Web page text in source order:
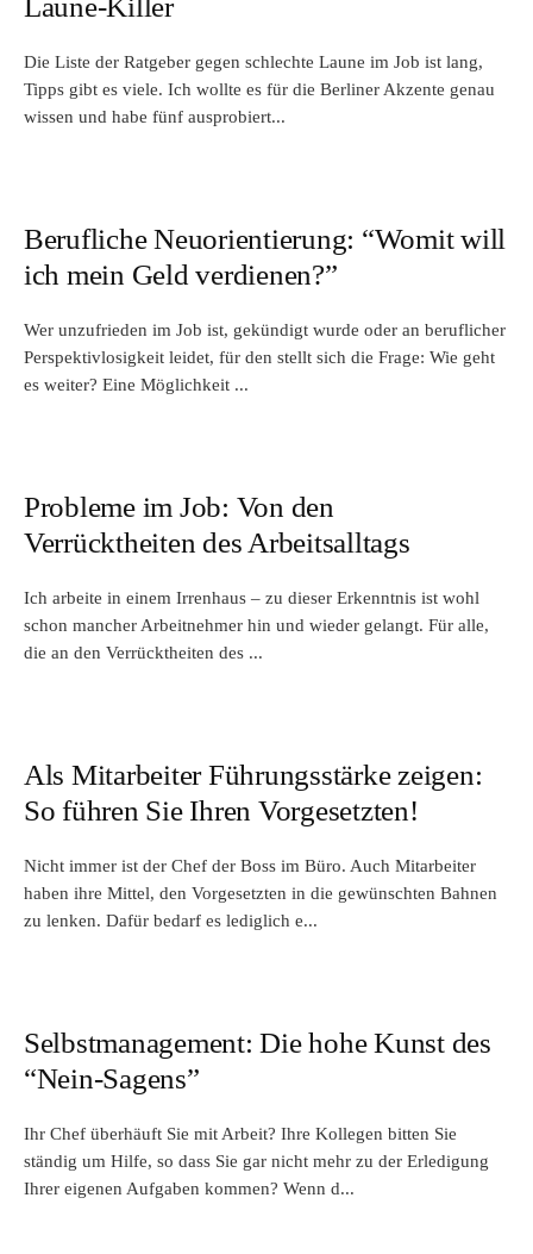
Laune-Killer
Die Liste der Ratgeber gegen schlechte Laune im Job ist lang,
Tipps gibt es viele. Ich wollte es für die Berliner Akzente genau
wissen und habe fünf ausprobiert...
Berufliche Neuorientierung: “Womit will
ich mein Geld verdienen?”
Wer unzufrieden im Job ist, gekündigt wurde oder an beruflicher
Perspektivlosigkeit leidet, für den stellt sich die Frage: Wie geht
es weiter? Eine Möglichkeit ...
Probleme im Job: Von den
Verrücktheiten des Arbeitsalltags
Ich arbeite in einem Irrenhaus – zu dieser Erkenntnis ist wohl
schon mancher Arbeitnehmer hin und wieder gelangt. Für alle,
die an den Verrücktheiten des ...
Als Mitarbeiter Führungsstärke zeigen:
So führen Sie Ihren Vorgesetzten!
Nicht immer ist der Chef der Boss im Büro. Auch Mitarbeiter
haben ihre Mittel, den Vorgesetzten in die gewünschten Bahnen
zu lenken. Dafür bedarf es lediglich e...
Selbstmanagement: Die hohe Kunst des
“Nein-Sagens”
Ihr Chef überhäuft Sie mit Arbeit? Ihre Kollegen bitten Sie
ständig um Hilfe, so dass Sie gar nicht mehr zu der Erledigung
Ihrer eigenen Aufgaben kommen? Wenn d...